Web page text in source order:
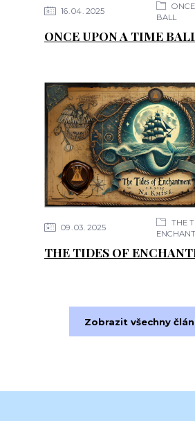
16 04 2025
BALL
ONCE UPON A TIME
09 03 2025
THE
THE TIDES OF
Zobrazit všechny